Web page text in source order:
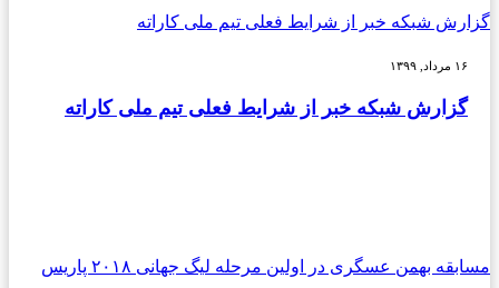
گزارش شبکه خبر از شرایط فعلی تیم ملی کاراته
۱۶ مرداد, ۱۳۹۹
گزارش شبکه خبر از شرایط فعلی تیم ملی کاراته
مسابقه بهمن عسگری در اولین مرحله لیگ جهانی ۲۰۱۸ پاریس